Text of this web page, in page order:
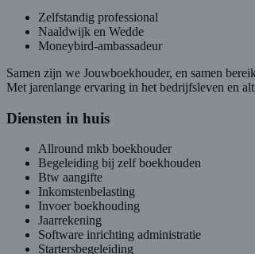
Zelfstandig professional
Naaldwijk en Wedde
Moneybird-ambassadeur
Samen zijn we Jouwboekhouder, en samen
Met jarenlange ervaring in het bedrijfsleven en
Diensten in huis
Allround mkb boekhouder
Begeleiding bij zelf boekhouden
Btw aangifte
Inkomstenbelasting
Invoer boekhouding
Jaarrekening
Software inrichting administratie
Startersbegeleiding